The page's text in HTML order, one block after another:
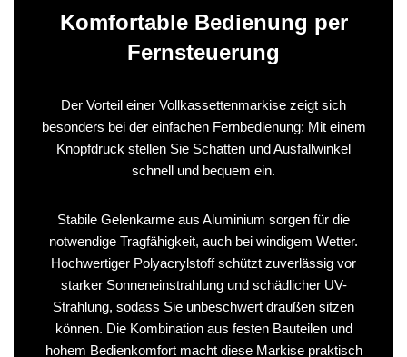
Komfortable Bedienung per
Fernsteuerung
Der Vorteil einer Vollkassettenmarkise zeigt sich
besonders bei der einfachen Fernbedienung: Mit einem
Knopfdruck stellen Sie Schatten und Ausfallwinkel
schnell und bequem ein.
Stabile Gelenkarme aus Aluminium sorgen für die
notwendige Tragfähigkeit, auch bei windigem Wetter.
Hochwertiger Polyacrylstoff schützt zuverlässig vor
starker Sonneneinstrahlung und schädlicher UV-
Strahlung, sodass Sie unbeschwert draußen sitzen
können. Die Kombination aus festen Bauteilen und
hohem Bedienkomfort macht diese Markise praktisch